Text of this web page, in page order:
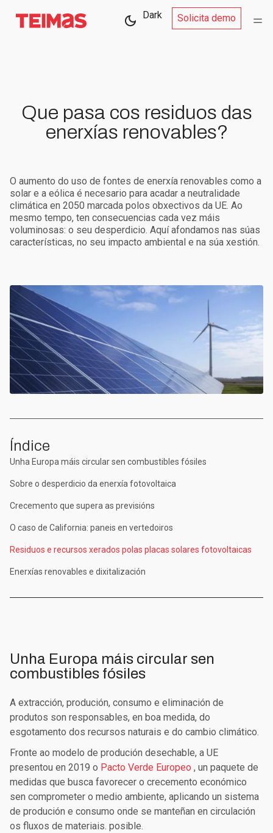
Solicita demo
Dark
Que pasa cos residuos das
enerxías renovables?
O aumento do uso de fontes de enerxía renovables como a
solar e a eólica é necesario para acadar a neutralidade
climática en 2050 marcada polos obxectivos da UE. Ao
mesmo tempo, ten consecuencias cada vez máis
voluminosas: o seu desperdicio. Aquí afondamos nas súas
características, no seu impacto ambiental e na súa xestión.
Índice
Unha Europa máis circular sen combustibles fósiles
Sobre o desperdicio da enerxía fotovoltaica
Crecemento que supera as previsións
O caso de California: paneis en vertedoiros
Residuos e recursos xerados polas placas solares fotovoltaicas
Enerxías renovables e dixitalización
Unha Europa máis circular sen
combustibles fósiles
A extracción, produción, consumo e eliminación de
produtos son responsables, en boa medida, do
esgotamento dos recursos naturais e do cambio climático.
Fronte ao modelo de produción desechable, a UE
presentou en 2019 o Pacto Verde Europeo , un paquete de
medidas que busca favorecer o crecemento económico
sen comprometer o medio ambiente, aplicando un sistema
de produción e consumo onde se manteñan en circulación
os fluxos de materiais. posible.